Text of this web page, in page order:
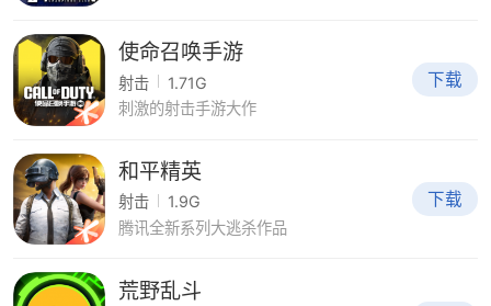
使命召唤手游
射击
1.71G
刺激的射击手游大作
下载
和平精英
射击
1.9G
腾讯全新系列大逃杀作品
下载
荒野乱斗